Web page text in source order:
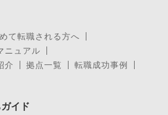
て転職される方へ
ニュアル
介
拠点一覧
転職成功事例
イド